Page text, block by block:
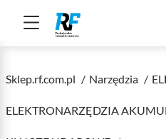
Sklep.rf.com.pl Narzędzia
ELEKTRONARZĘDZIA